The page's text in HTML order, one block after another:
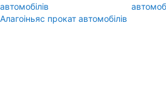
автомобілів
Алагоіньяс прокат автомобілів